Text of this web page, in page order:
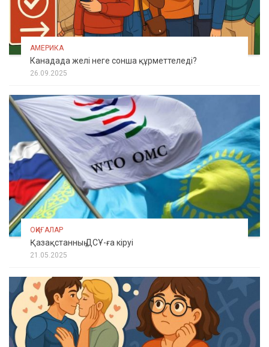
АМЕРИКА
Канадада желі неге сонша құрметтеледі?
26.09.2025
ОҚИҒАЛАР
Қазақстанның ДСҰ-ға кіруі
21.05.2025